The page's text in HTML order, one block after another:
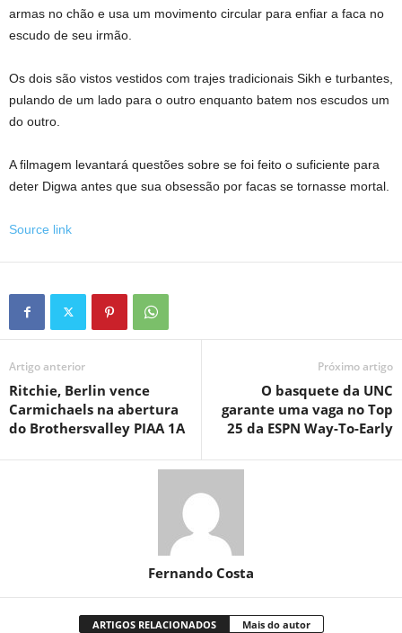
armas no chão e usa um movimento circular para enfiar a faca no
escudo de seu irmão.
Os dois são vistos vestidos com trajes tradicionais Sikh e turbantes,
pulando de um lado para o outro enquanto batem nos escudos um
do outro.
A filmagem levantará questões sobre se foi feito o suficiente para
deter Digwa antes que sua obsessão por facas se tornasse mortal.
Source link
Artigo anterior
Ritchie, Berlin vence
Carmichaels na abertura
do Brothersvalley PIAA 1A
Próximo artigo
O basquete da UNC
garante uma vaga no Top
25 da ESPN Way-To-Early
Fernando Costa
ARTIGOS RELACIONADOS Mais do autor